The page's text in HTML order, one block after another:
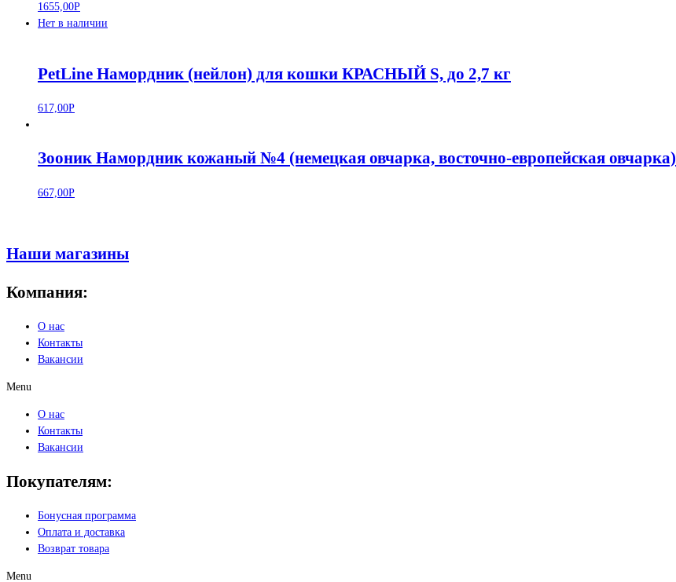
1655,00Р
Нет в наличии
PetLine Намордник (нейлон) для кошки КРАСНЫЙ S, до 2,7 кг
617,00Р
Зооник Намордник кожаный №4 (немецкая овчарка, восточно-европейская овчарка)
667,00Р
Наши магазины
Компания:
О нас
Контакты
Вакансии
Menu
О нас
Контакты
Вакансии
Покупателям:
Бонусная программа
Оплата и доставка
Возврат товара
Menu